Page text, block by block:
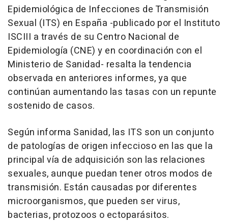
Epidemiológica de Infecciones de Transmisión
Sexual (ITS) en España -publicado por el Instituto
ISCIII a través de su Centro Nacional de
Epidemiología (CNE) y en coordinación con el
Ministerio de Sanidad- resalta la tendencia
observada en anteriores informes, ya que
continúan aumentando las tasas con un repunte
sostenido de casos.
Según informa Sanidad, las ITS son un conjunto
de patologías de origen infeccioso en las que la
principal vía de adquisición son las relaciones
sexuales, aunque puedan tener otros modos de
transmisión. Están causadas por diferentes
microorganismos, que pueden ser virus,
bacterias, protozoos o ectoparásitos.